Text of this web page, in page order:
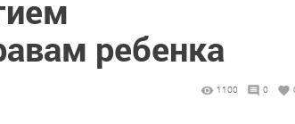
ребенка
1100 0